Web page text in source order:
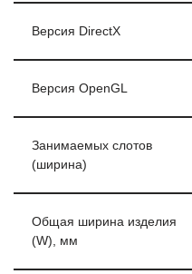
Версия DirectX
Версия OpenGL
Занимаемых слотов
(ширина)
Общая ширина изделия
(W), мм